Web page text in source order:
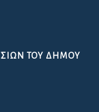
ΤΟΥ ΔΉΜΟΥ